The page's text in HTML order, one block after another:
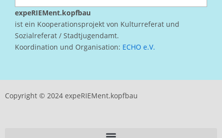
expeRIEMent.kopfbau
ist ein Kooperationsprojekt von Kulturreferat und
Sozialreferat / Stadtjugendamt.
Koordination und Organisation: ECHO e.V.
Copyright © 2024 expeRIEMent.kopfbau